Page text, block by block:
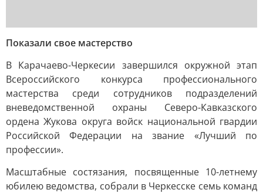
Показали свое мастерство
В Карачаево-Черкесии завершился окружной этап
Всероссийского конкурса профессионального
мастерства среди сотрудников подразделений
вневедомственной охраны Северо-Кавказского
ордена Жукова округа войск национальной гвардии
Российской Федерации на звание «Лучший по
профессии».
Масштабные состязания, посвященные 10-летнему
юбилею ведомства, собрали в Черкесске семь команд